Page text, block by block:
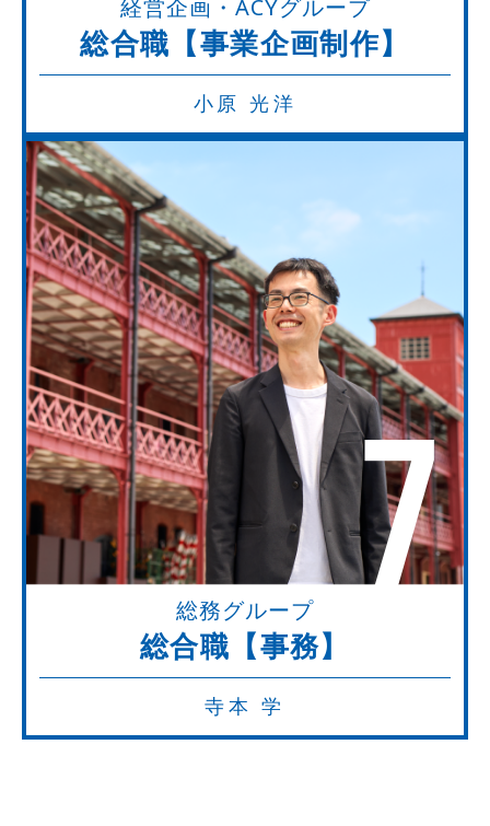
経営企画・ACYグループ
総合職【事業企画制作】
小原 光洋
7
総務グループ
総合職【事務】
寺本 学